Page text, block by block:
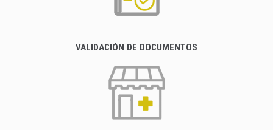
VALIDACIÓN DE DOCUMENTOS